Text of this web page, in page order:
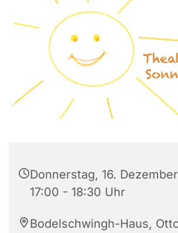
Donnerstag, 16.
17:00 - 18:30 Uhr
Bodelschwingh-Haus,